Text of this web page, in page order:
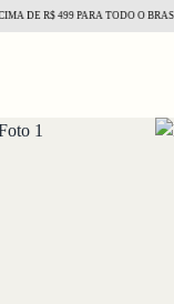
R$ 499 PARA TODO O BRASIL